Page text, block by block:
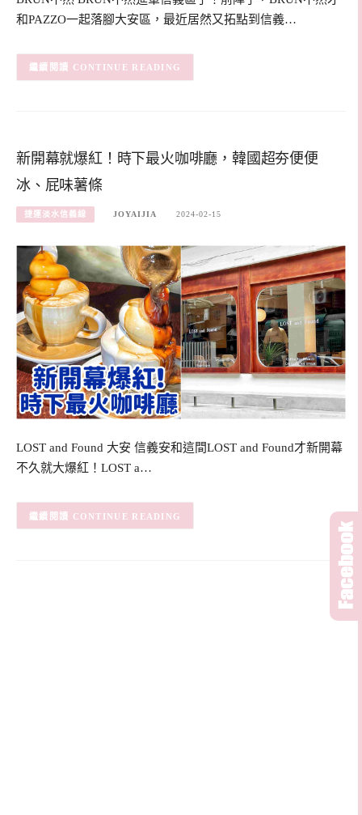
和PAZZO一起落腳大安區，最近居然又拓點到信義…
CONTINUE READING
新開幕就爆紅！時下最火咖啡廳，韓國超夯便便
冰、屁味薯條
捷運淡水信義線 JOYAIJIA 2024-02-15
LOST and Found 大安 信義安和這間LOST and Found才新開幕
不久就大爆紅！LOST a…
CONTINUE READING